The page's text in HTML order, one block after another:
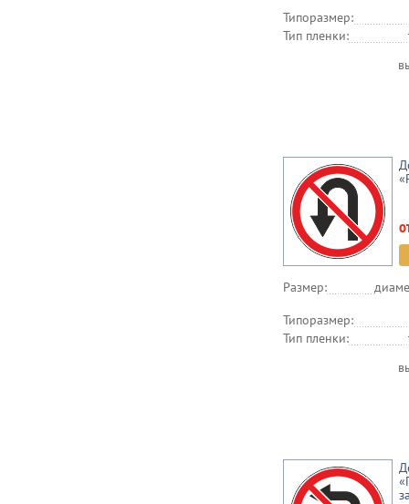
Типоразмер:
Тип пленки:
Размер:
Типоразмер:
Тип пленки: